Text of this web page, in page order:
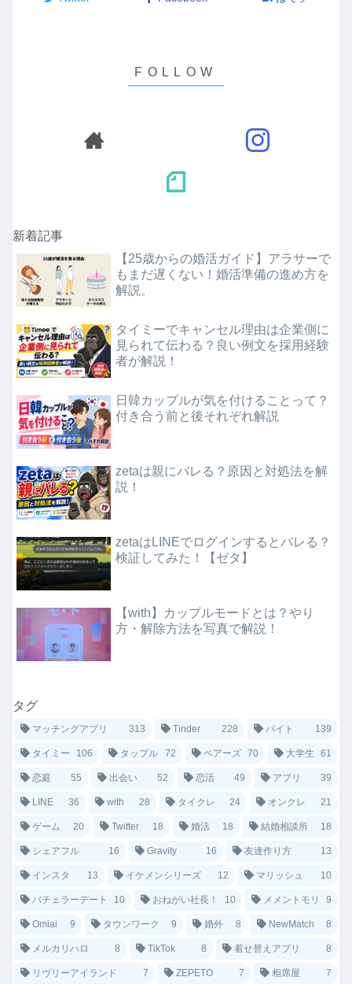
新着記事
【25歳からの婚活ガイド】アラサーで
もまだ遅くない！婚活準備の進め方を
解説。
タイミーでキャンセル理由は企業側に
見られて伝わる？良い例文を採用経験
者が解説！
日韓カップルが気を付けることって？
付き合う前と後それぞれ解説
zetaは親にバレる？原因と対処法を解
説！
zetaはLINEでログインするとバレる？
検証してみた！【ゼタ】
【with】カップルモードとは？やり
方・解除方法を写真で解説！
タグ
マッチングアプリ 313 Tinder 228 バイト 139
タイミー 106 タップル 72 ペアーズ 70 大学生 61
恋庭 55 出会い 52 恋活 49 アプリ 39
LINE 36 with 28 タイクレ 24 オンクレ 21
ゲーム 20 Twitter 18 婚活 18 結婚相談所 18
シェアフル 16 Gravity 16 友達作り方 13
インスタ 13 イケメンシリーズ 12 マリッシュ 10
バチェラーデート 10 おねがい社長！ 10 メメントモリ 9
Omiai 9 タウンワーク 9 婚外 8 NewMatch 8
メルカリハロ 8 TikTok 8 着せ替えアプリ 8
リヴリーアイランド 7 ZEPETO 7 相席屋 7